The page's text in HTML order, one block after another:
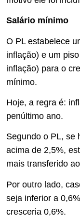
Salário mínimo
O PL estabelece
inflação) e um
inflação) para o
mínimo.
Hoje, a regra é:
penúltimo ano.
Segundo o PL, se
acima de 2,5%,
mais transferido
Por outro lado,
seja inferior a
cresceria 0,6%.